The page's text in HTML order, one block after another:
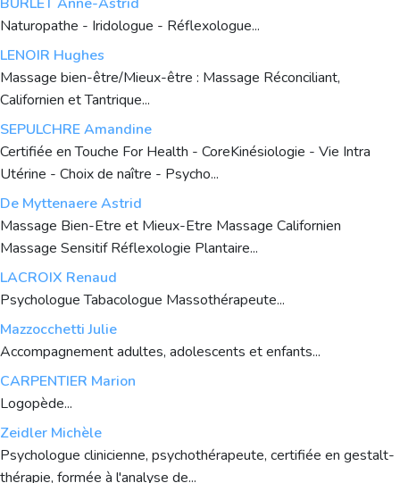
Naturopathe - Iridologue - Réflexologue...
LENOIR Hughes
Massage bien-être/Mieux-être : Massage Réconciliant,
Californien et Tantrique...
SEPULCHRE Amandine
Certifiée en Touche For Health - CoreKinésiologie - Vie Intra
Utérine - Choix de naître - Psycho...
De Myttenaere Astrid
Massage Bien-Etre et Mieux-Etre Massage Californien
Massage Sensitif Réflexologie Plantaire...
LACROIX Renaud
Psychologue Tabacologue Massothérapeute...
Mazzocchetti Julie
Accompagnement adultes, adolescents et enfants...
CARPENTIER Marion
Logopède...
Zeidler Michèle
Psychologue clinicienne, psychothérapeute, certifiée en gestalt-
thérapie, formée à l'analyse de...